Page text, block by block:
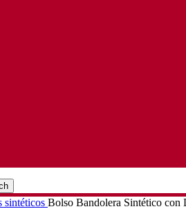
sintéticos Bolso Bandolera Sintético con